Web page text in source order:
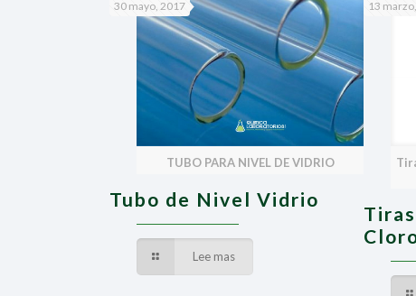
TUBO PARA NIVEL DE VIDRIO
30 mayo, 2017
Tubo de Nivel Vidrio
Lee mas
13